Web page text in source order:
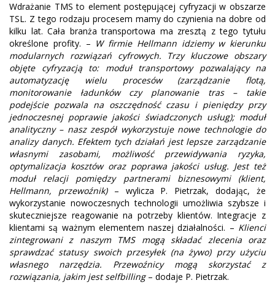
Wdrażanie TMS to element postępującej cyfryzacji w obszarze
TSL. Z tego rodzaju procesem mamy do czynienia na dobre od
kilku lat. Cała branża transportowa ma zresztą z tego tytułu
określone profity. – W firmie Hellmann idziemy w kierunku
modularnych rozwiązań cyfrowych. Trzy kluczowe obszary
objęte cyfryzacją to: moduł transportowy pozwalający na
automatyzację wielu procesów (zarządzanie flotą,
monitorowanie ładunków czy planowanie tras – takie
podejście pozwala na oszczędność czasu i pieniędzy przy
jednoczesnej poprawie jakości świadczonych usług); moduł
analityczny – nasz zespół wykorzystuje nowe technologie do
analizy danych. Efektem tych działań jest lepsze zarządzanie
własnymi zasobami, możliwość przewidywania ryzyka,
optymalizacja kosztów oraz poprawa jakości usług. Jest też
moduł relacji pomiędzy partnerami biznesowymi (klient,
Hellmann, przewoźnik)– wylicza P. Pietrzak, dodając, że
wykorzystanie nowoczesnych technologii umożliwia szybsze i
skuteczniejsze reagowanie na potrzeby klientów. Integracje z
klientami są ważnym elementem naszej działalności. – Klienci
zintegrowani z naszym TMS mogą składać zlecenia oraz
sprawdzać statusy swoich przesyłek (na żywo) przy użyciu
własnego narzędzia. Przewoźnicy mogą skorzystać z
rozwiązania, jakim jest selfbilling– dodaje P. Pietrzak.